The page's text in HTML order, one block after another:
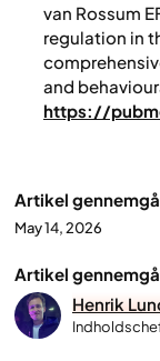
van Rossum
regulation in
and
https://
Artikel
May 14, 2026
Artikel
Henrik